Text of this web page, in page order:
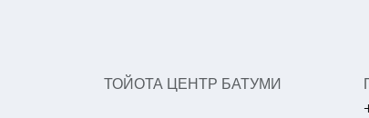
ТОЙОТА ЦЕНТР БАТУМИ